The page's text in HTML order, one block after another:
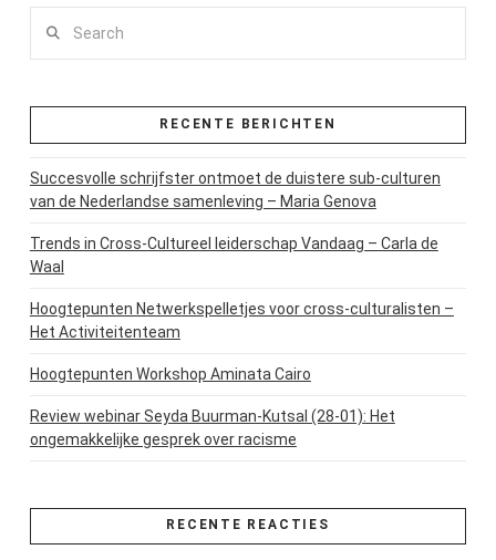
RECENTE BERICHTEN
Succesvolle schrijfster ontmoet de duistere sub-culturen
van de Nederlandse samenleving – Maria Genova
Trends in Cross-Cultureel leiderschap Vandaag – Carla de
Waal
Hoogtepunten Netwerkspelletjes voor cross-culturalisten –
Het Activiteitenteam
Hoogtepunten Workshop Aminata Cairo
Review webinar Seyda Buurman-Kutsal (28-01): Het
ongemakkelijke gesprek over racisme
RECENTE REACTIES